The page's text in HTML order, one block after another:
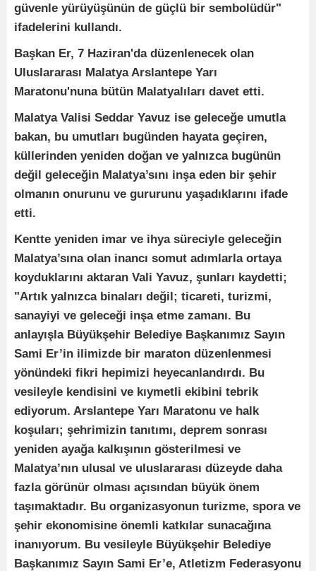
güvenle yürüyüşünün de güçlü bir sembolüdür"
ifadelerini kullandı.
Başkan Er, 7 Haziran'da düzenlenecek olan
Uluslararası Malatya Arslantepe Yarı
Maratonu'nuna bütün Malatyalıları davet etti.
Malatya Valisi Seddar Yavuz ise geleceğe umutla
bakan, bu umutları bugünden hayata geçiren,
küllerinden yeniden doğan ve yalnızca bugünün
değil geleceğin Malatya’sını inşa eden bir şehir
olmanın onurunu ve gururunu yaşadıklarını ifade
etti.
Kentte yeniden imar ve ihya süreciyle geleceğin
Malatya’sına olan inancı somut adımlarla ortaya
koyduklarını aktaran Vali Yavuz, şunları kaydetti;
"Artık yalnızca binaları değil; ticareti, turizmi,
sanayiyi ve geleceği inşa etme zamanı. Bu
anlayışla Büyükşehir Belediye Başkanımız Sayın
Sami Er’in ilimizde bir maraton düzenlenmesi
yönündeki fikri hepimizi heyecanlandırdı. Bu
vesileyle kendisini ve kıymetli ekibini tebrik
ediyorum. Arslantepe Yarı Maratonu ve halk
koşuları; şehrimizin tanıtımı, deprem sonrası
yeniden ayağa kalkışının gösterilmesi ve
Malatya’nın ulusal ve uluslararası düzeyde daha
fazla görünür olması açısından büyük önem
taşımaktadır. Bu organizasyonun turizme, spora ve
şehir ekonomisine önemli katkılar sunacağına
inanıyorum. Bu vesileyle Büyükşehir Belediye
Başkanımız Sayın Sami Er’e, Atletizm Federasyonu